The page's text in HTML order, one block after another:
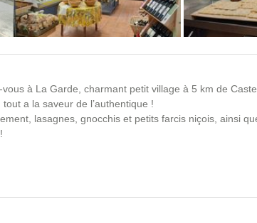
à La Garde, charmant petit village à 5 km de
a la saveur de l’authentique !
lasagnes, gnocchis et petits farcis niçois, ainsi